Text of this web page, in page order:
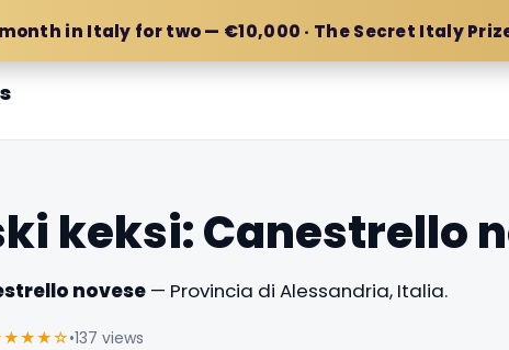
month in Italy for two — €10,000 · The Secret Italy
keksi: Canestrello
novese— Provincia di Alessandria, Italia.
•137 views